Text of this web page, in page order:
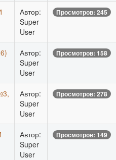
Автор:
Super
User
Просмотров: 245
Автор:
Super
User
Просмотров: 158
Автор:
Super
User
Просмотров: 278
Автор:
Super
User
Просмотров: 149